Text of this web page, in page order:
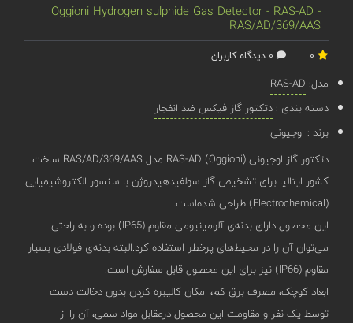
Oggioni Hydrogen sulphide Gas Detector - RAS-AD -
RAS/AD/369/AAS
مدل: RAS-AD
دسته بندی :دتکتور گاز فیکس ضد انفجار
برند : اوجیونی
دتکتور گاز اوجیونی (Oggioni) RAS-AD مدل RAS/AD/369/AAS ساخت
کشور ایتالیا برای تشخیص گاز سولفید‌هیدروژن با سنسور الکتروشیمیایی
(Electrochemical) طراحی شده‌است.
این محصول دارای بدنه‌‌ی آلومینیومی مقاوم (IP65) بوده و به راحتی
می‌توان آن‌ را در محیط‌های پرخطر استفاده کرد.البته بدنه‌ی فولادی بسیار
مقاوم (IP66) نیز برای این محصول قابل سفارش است.
ابعاد کوچک، مصرف برق کم، امکان کالیبره کردن بدون دخالت دست
توسط یک نفر و مقاومت این محصول درمقابل مواد سمی، آن را از